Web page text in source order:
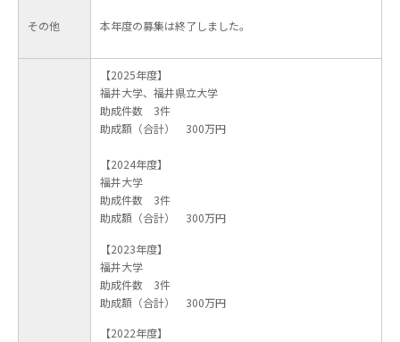
その他 本年度の募集は終了しました。
【2025年度】
福井大学、福井県立大学
助成件数 3件
助成額（合計） 300万円
【2024年度】
福井大学
助成件数 3件
助成額（合計） 300万円
【2023年度】
福井大学
助成件数 3件
助成額（合計） 300万円
【2022年度】